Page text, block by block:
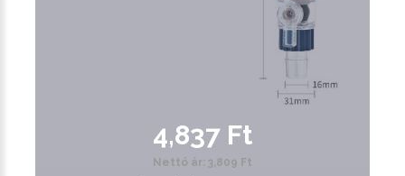
4,837 Ft
Nettó ár: 3,809 Ft